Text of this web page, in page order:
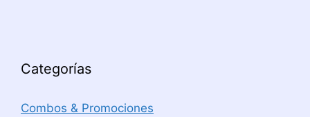
Categorías
Combos & Promociones